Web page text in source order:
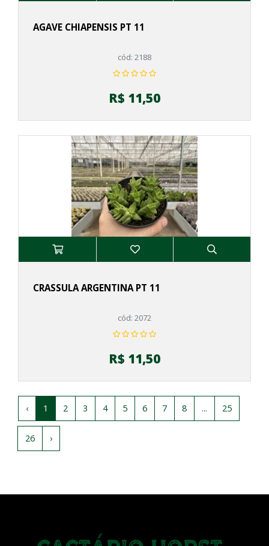
AGAVE CHIAPENSIS PT 11
cód: 2188
R$ 11,50
CRASSULA ARGENTINA PT 11
cód: 2072
R$ 11,50
‹ 1 2 3 4 5 6 7 8 ... 25
26 ›